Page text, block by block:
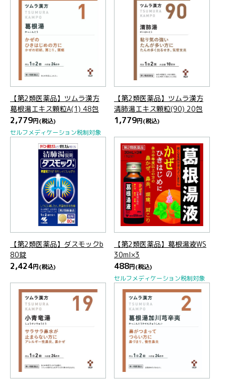
【第2類医薬品】ツムラ漢方
葛根湯エキス顆粒A(1) 48包
2,779円(税込)
セルフメディケーション税制対象
【第2類医薬品】ツムラ漢方
清肺湯エキス顆粒(90) 20包
1,779円(税込)
【第2類医薬品】ダスモックb
80錠
2,424円(税込)
【第2類医薬品】葛根湯液WS
30ml×3
488円(税込)
セルフメディケーション税制対象